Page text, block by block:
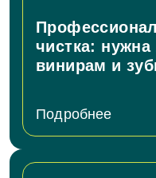
чистка:
винирам и
Подробнее
Запись
Имя
Телефон